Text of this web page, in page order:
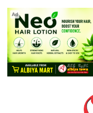
Ad